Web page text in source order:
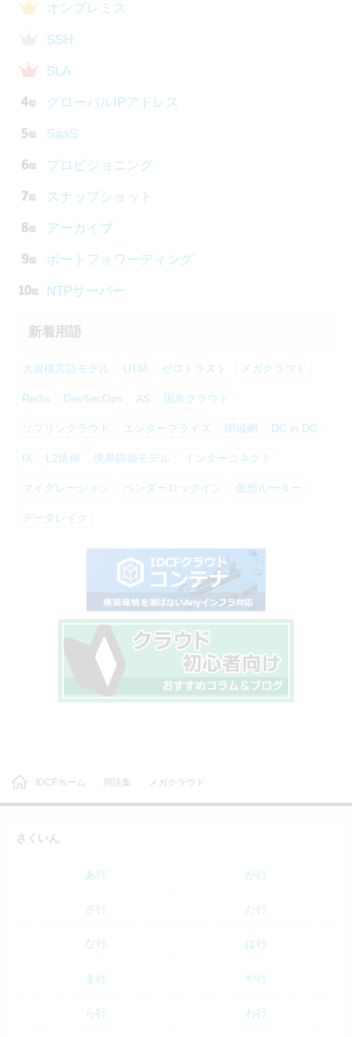
オンプレミス
SSH
SLA
グローバルIPアドレス
SaaS
プロビジョニング
スナップショット
アーカイブ
ポートフォワーディング
NTPサーバー
新着用語
大規模言語モデル UTM ゼロトラスト メガクラウド
Redis DevSecOps AS 国産クラウド
ソブリンクラウド エンタープライズ 閉域網 DC in DC
IX L2延伸 境界防御モデル インターコネクト
マイグレーション ベンダーロックイン 仮想ルーター
データレイク
IDCFホーム 用語集 メガクラウド
さくいん
あ行 か行
さ行 た行
な行 は行
ま行 や行
ら行 わ行